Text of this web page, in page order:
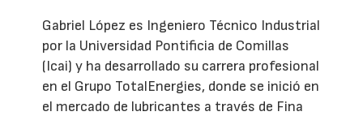
Gabriel López es Ingeniero Técnico Industrial
por la Universidad Pontificia de Comillas
(Icai) y ha desarrollado su carrera profesional
en el Grupo TotalEnergies, donde se inició en
el mercado de lubricantes a través de Fina